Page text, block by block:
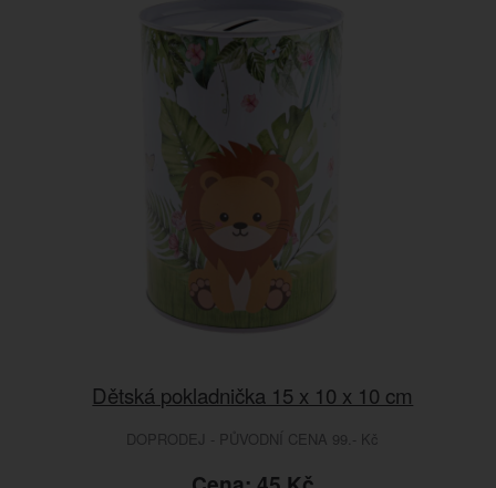
Dětská pokladnička 15 x 10 x 10 cm
DOPRODEJ - PŮVODNÍ CENA 99.- Kč